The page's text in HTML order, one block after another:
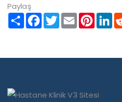
Paylaş
PaylaşFacebook
TwitterEmail